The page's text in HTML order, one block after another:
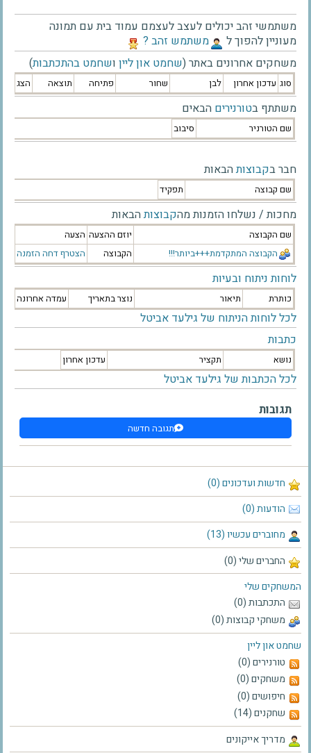
חדשות ועדכונים (0)
הודעות (0)
מחוברים עכשיו (13)
החברים שלי (0)
המשחקים שלי
התכתבות (0)
משחקי קבוצות (0)
שחמט און ליין
טורנירים (0)
משחקים (0)
חיפושים (0)
שחקנים (14)
מדריך אייקונים
משתמשי זהב יכולים לעצב לעצמם עמוד בית עם תמונה
מעוניין להפוך ל
‫משתמש זהב ?‬
משחקים אחרונים באתר (שחמט און ליין ושחמט בהתכתבות)
סוג עדכון אחרון לבן שחור פתיחה תוצאה הצג
משתתף בטורנירים הבאים
שם הטורניר סיבוב
חבר בקבוצותהבאות
שם קבוצה תפקיד
מחכות / נשלחו הזמנות מהקבוצותהבאות
שם הקבוצה יוזם ההצעה הצעה
הקבוצה המתקדמת+++ביותר!!!
הקבוצה הצטרףדחה הזמנה
לוחות ניתוח ובעיות
כותרת תיאור נוצר בתאריך עמדה אחרונה
לכל לוחות הניתוח של גילעד אביטל
כתבות
נושא תקציר עדכון אחרון
לכל הכתבות של גילעד אביטל
תגובות
תגובה חדשה